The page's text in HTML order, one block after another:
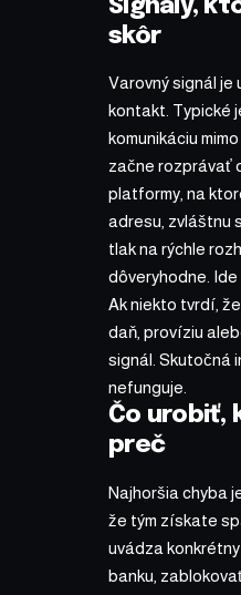
Signály,
skôr
Varovný signál je
kontakt. Typické
komunikáciu
začne rozprávať
platformy, na
adresu, zvláštnu
tlak na rýchle
dôveryhodne. Ide
Ak niekto tvrdí,
daň, províziu
signál. Skutočná
nefunguje.
Čo urobiť,
preč
Najhoršia chyba
že tým získate
uvádza
banku,